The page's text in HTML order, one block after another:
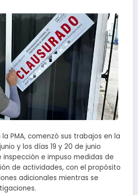
PMA, comenzó sus trabajos en la
y los días 19 y 20 de junio
inspección e impuso medidas de
de actividades, con el propósito
adicionales mientras se